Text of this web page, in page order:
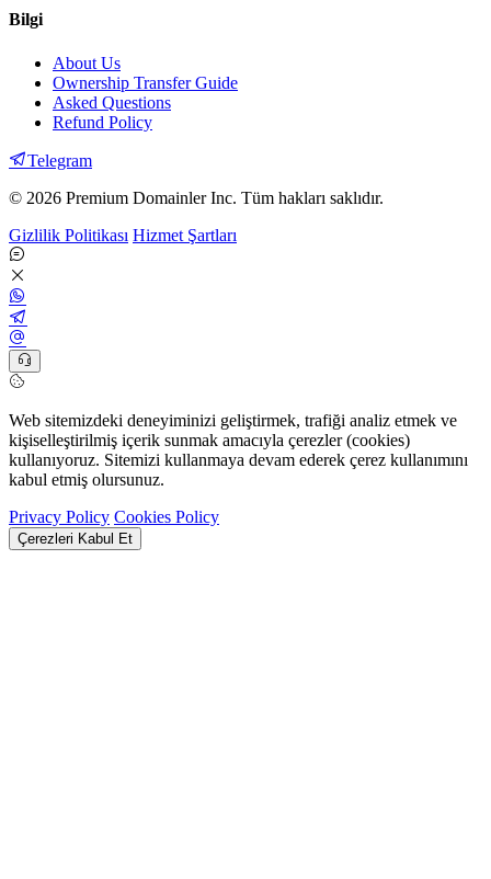
Bilgi
About Us
Ownership Transfer Guide
Asked Questions
Refund Policy
Telegram
© 2026 Premium Domainler Inc. Tüm hakları saklıdır.
Gizlilik Politikası Hizmet Şartları
Web sitemizdeki deneyiminizi geliştirmek, trafiği analiz etmek ve
kişiselleştirilmiş içerik sunmak amacıyla çerezler (cookies)
kullanıyoruz. Sitemizi kullanmaya devam ederek çerez kullanımını
kabul etmiş olursunuz.
Privacy Policy Cookies Policy
Çerezleri Kabul Et